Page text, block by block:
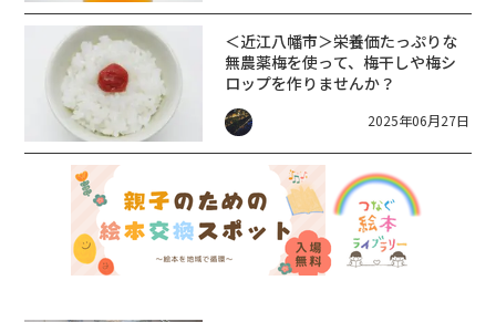
＜近江八幡市＞栄養価たっぷりな
無農薬梅を使って、梅干しや梅シ
ロップを作りませんか？
2025年06月27日